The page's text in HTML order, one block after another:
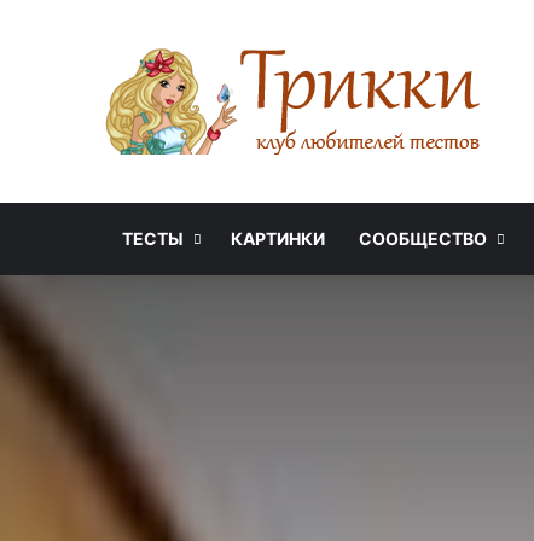
ТЕСТЫ КАРТИНКИ СООБЩЕСТВО